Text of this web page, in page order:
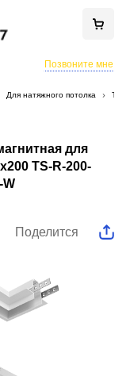
Позвоните мне
Для натяжного потолка
для
TS-R-200-
W
Поделится